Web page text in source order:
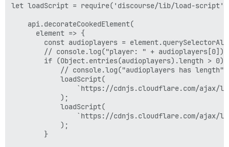
let loadScript = require('discourse/lib/load-
    api.decorateCookedElement(
      element => {
const audioplayers =
        // console.log("player: " + audioplayers[0]);
if (Object.entries(audioplayers).length > 0)
// console.log("audioplayers has
            loadScript(
`https://cdnjs.cloudflare.com/ajax/
            );
            loadScript(
`https://cdnjs.cloudflare.com/ajax/
            );
        }